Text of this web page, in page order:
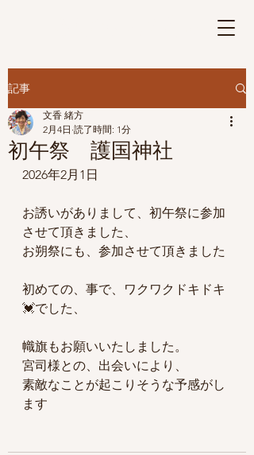
記事
初午祭 護国神社
文香 緒方
2月4日 読了時間: 1分
2026年2月1日
お誘いがありまして、初午祭に参加
させて頂きました、
お朔祭にも、参加させて頂きました
初めての、事で、ワクワクドキドキ
💓でした、
幟旗もお願いいたしました。
宮司様との、出会いにより、
素敵なことが起こりそうな予感がし
ます